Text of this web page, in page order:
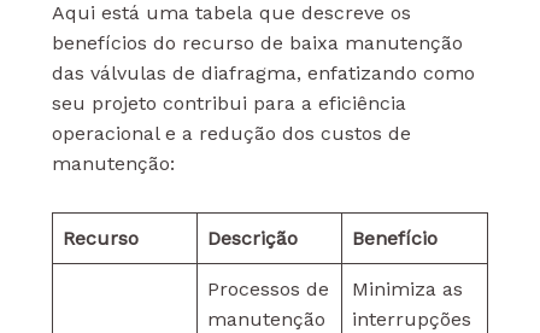
Aqui está uma tabela que descreve os
benefícios do recurso de baixa manutenção
das válvulas de diafragma, enfatizando como
seu projeto contribui para a eficiência
operacional e a redução dos custos de
manutenção:
Recurso Descrição Benefício
Processos de
manutenção
Minimiza as
interrupções